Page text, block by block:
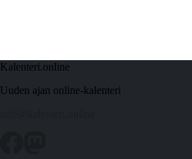
Kalenteri.online
Uuden ajan online-kalenteri